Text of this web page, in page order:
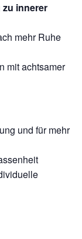
zu innerer
mehr Ruhe
mit achtsamer
und für mehr